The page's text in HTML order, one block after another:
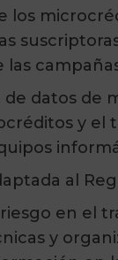
datos
y
al
en el
y